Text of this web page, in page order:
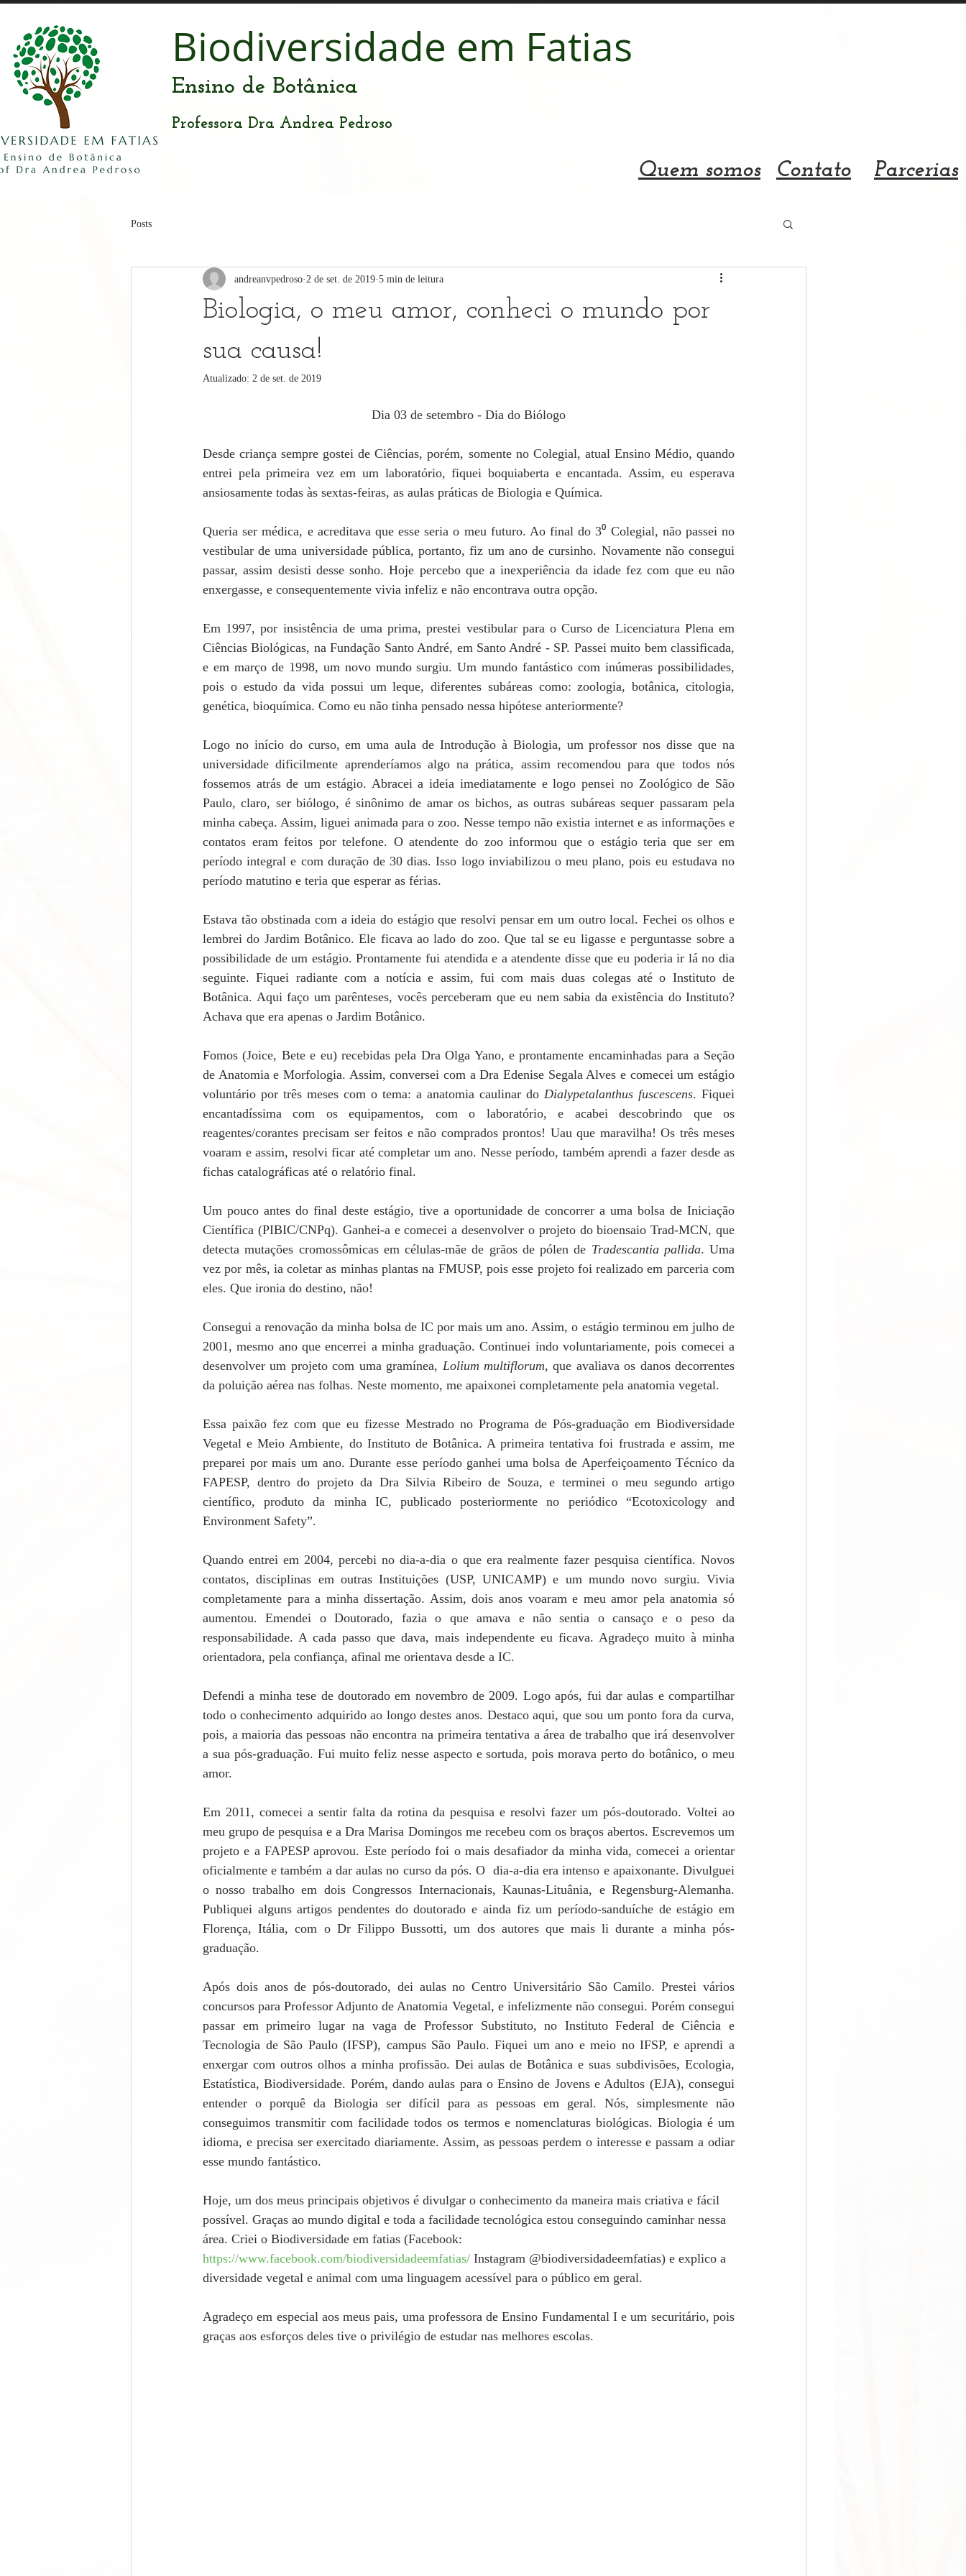
Biodiversidade em Fatias
Ensino de Botânica
Professora Dra Andrea Pedroso
Quem somos Contato Parcerias
Posts
Biologia, o meu amor, conheci o mundo por
sua causa!
andreanvpedroso 2 de set. de 2019 5 min de leitura
Atualizado: 2 de set. de 2019
Dia 03 de setembro - Dia do Biólogo
Desde criança sempre gostei de Ciências, porém, somente no Colegial, atual Ensino Médio, quando
entrei pela primeira vez em um laboratório, fiquei boquiaberta e encantada. Assim, eu esperava
ansiosamente todas às sextas-feiras, as aulas práticas de Biologia e Química.
Queria ser médica, e acreditava que esse seria o meu futuro. Ao final do 3⁰ Colegial, não passei no
vestibular de uma universidade pública, portanto, fiz um ano de cursinho. Novamente não consegui
passar, assim desisti desse sonho. Hoje percebo que a inexperiência da idade fez com que eu não
enxergasse, e consequentemente vivia infeliz e não encontrava outra opção.
Em 1997, por insistência de uma prima, prestei vestibular para o Curso de Licenciatura Plena em
Ciências Biológicas, na Fundação Santo André, em Santo André - SP. Passei muito bem classificada,
e em março de 1998, um novo mundo surgiu. Um mundo fantástico com inúmeras possibilidades,
pois o estudo da vida possui um leque, diferentes subáreas como: zoologia, botânica, citologia,
genética, bioquímica. Como eu não tinha pensado nessa hipótese anteriormente?
Logo no início do curso, em uma aula de Introdução à Biologia, um professor nos disse que na
universidade dificilmente aprenderíamos algo na prática, assim recomendou para que todos nós
fossemos atrás de um estágio. Abracei a ideia imediatamente e logo pensei no Zoológico de São
Paulo, claro, ser biólogo, é sinônimo de amar os bichos, as outras subáreas sequer passaram pela
minha cabeça. Assim, liguei animada para o zoo. Nesse tempo não existia internet e as informações e
contatos eram feitos por telefone. O atendente do zoo informou que o estágio teria que ser em
período integral e com duração de 30 dias. Isso logo inviabilizou o meu plano, pois eu estudava no
período matutino e teria que esperar as férias.
Estava tão obstinada com a ideia do estágio que resolvi pensar em um outro local. Fechei os olhos e
lembrei do Jardim Botânico. Ele ficava ao lado do zoo. Que tal se eu ligasse e perguntasse sobre a
possibilidade de um estágio. Prontamente fui atendida e a atendente disse que eu poderia ir lá no dia
seguinte. Fiquei radiante com a notícia e assim, fui com mais duas colegas até o Instituto de
Botânica. Aqui faço um parênteses, vocês perceberam que eu nem sabia da existência do Instituto?
Achava que era apenas o Jardim Botânico.
Fomos (Joice, Bete e eu) recebidas pela Dra Olga Yano, e prontamente encaminhadas para a Seção
de Anatomia e Morfologia. Assim, conversei com a Dra Edenise Segala Alves e comecei um estágio
voluntário por três meses com o tema: a anatomia caulinar do Dialypetalanthus fuscescens. Fiquei
encantadíssima com os equipamentos, com o laboratório, e acabei descobrindo que os
reagentes/corantes precisam ser feitos e não comprados prontos! Uau que maravilha! Os três meses
voaram e assim, resolvi ficar até completar um ano. Nesse período, também aprendi a fazer desde as
fichas catalográficas até o relatório final.
Um pouco antes do final deste estágio, tive a oportunidade de concorrer a uma bolsa de Iniciação
Científica (PIBIC/CNPq). Ganhei-a e comecei a desenvolver o projeto do bioensaio Trad-MCN, que
detecta mutações cromossômicas em células-mãe de grãos de pólen de Tradescantia pallida. Uma
vez por mês, ia coletar as minhas plantas na FMUSP, pois esse projeto foi realizado em parceria com
eles. Que ironia do destino, não!
Consegui a renovação da minha bolsa de IC por mais um ano. Assim, o estágio terminou em julho de
2001, mesmo ano que encerrei a minha graduação. Continuei indo voluntariamente, pois comecei a
desenvolver um projeto com uma gramínea, Lolium multiflorum, que avaliava os danos decorrentes
da poluição aérea nas folhas. Neste momento, me apaixonei completamente pela anatomia vegetal.
Essa paixão fez com que eu fizesse Mestrado no Programa de Pós-graduação em Biodiversidade
Vegetal e Meio Ambiente, do Instituto de Botânica. A primeira tentativa foi frustrada e assim, me
preparei por mais um ano. Durante esse período ganhei uma bolsa de Aperfeiçoamento Técnico da
FAPESP, dentro do projeto da Dra Silvia Ribeiro de Souza, e terminei o meu segundo artigo
científico, produto da minha IC, publicado posteriormente no periódico “Ecotoxicology and
Environment Safety”.
Quando entrei em 2004, percebi no dia-a-dia o que era realmente fazer pesquisa científica. Novos
contatos, disciplinas em outras Instituições (USP, UNICAMP) e um mundo novo surgiu. Vivia
completamente para a minha dissertação. Assim, dois anos voaram e meu amor pela anatomia só
aumentou. Emendei o Doutorado, fazia o que amava e não sentia o cansaço e o peso da
responsabilidade. A cada passo que dava, mais independente eu ficava. Agradeço muito à minha
orientadora, pela confiança, afinal me orientava desde a IC.
Defendi a minha tese de doutorado em novembro de 2009. Logo após, fui dar aulas e compartilhar
todo o conhecimento adquirido ao longo destes anos. Destaco aqui, que sou um ponto fora da curva,
pois, a maioria das pessoas não encontra na primeira tentativa a área de trabalho que irá desenvolver
a sua pós-graduação. Fui muito feliz nesse aspecto e sortuda, pois morava perto do botânico, o meu
amor.
Em 2011, comecei a sentir falta da rotina da pesquisa e resolvi fazer um pós-doutorado. Voltei ao
meu grupo de pesquisa e a Dra Marisa Domingos me recebeu com os braços abertos. Escrevemos um
projeto e a FAPESP aprovou. Este período foi o mais desafiador da minha vida, comecei a orientar
oficialmente e também a dar aulas no curso da pós. O  dia-a-dia era intenso e apaixonante. Divulguei
o nosso trabalho em dois Congressos Internacionais, Kaunas-Lituânia, e Regensburg-Alemanha.
Publiquei alguns artigos pendentes do doutorado e ainda fiz um período-sanduíche de estágio em
Florença, Itália, com o Dr Filippo Bussotti, um dos autores que mais li durante a minha pós-
graduação.
Após dois anos de pós-doutorado, dei aulas no Centro Universitário São Camilo. Prestei vários
concursos para Professor Adjunto de Anatomia Vegetal, e infelizmente não consegui. Porém consegui
passar em primeiro lugar na vaga de Professor Substituto, no Instituto Federal de Ciência e
Tecnologia de São Paulo (IFSP), campus São Paulo. Fiquei um ano e meio no IFSP, e aprendi a
enxergar com outros olhos a minha profissão. Dei aulas de Botânica e suas subdivisões, Ecologia,
Estatística, Biodiversidade. Porém, dando aulas para o Ensino de Jovens e Adultos (EJA), consegui
entender o porquê da Biologia ser difícil para as pessoas em geral. Nós, simplesmente não
conseguimos transmitir com facilidade todos os termos e nomenclaturas biológicas. Biologia é um
idioma, e precisa ser exercitado diariamente. Assim, as pessoas perdem o interesse e passam a odiar
esse mundo fantástico.
Hoje, um dos meus principais objetivos é divulgar o conhecimento da maneira mais criativa e fácil
possível. Graças ao mundo digital e toda a facilidade tecnológica estou conseguindo caminhar nessa
área. Criei o Biodiversidade em fatias (Facebook:
https://www.facebook.com/biodiversidadeemfatias/ Instagram @biodiversidadeemfatias) e explico a
diversidade vegetal e animal com uma linguagem acessível para o público em geral.
Agradeço em especial aos meus pais, uma professora de Ensino Fundamental I e um securitário, pois
graças aos esforços deles tive o privilégio de estudar nas melhores escolas.